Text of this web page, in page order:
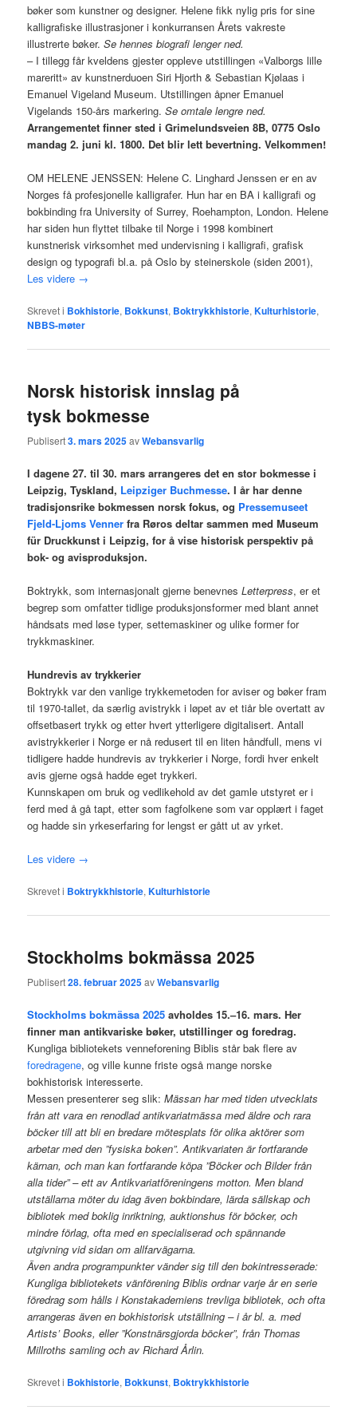
bøker som kunstner og designer. Helene fikk nylig pris for sine
kalligrafiske illustrasjoner i konkurransen Årets vakreste
illustrerte bøker.Se hennes biografi lenger ned.
– I tillegg får kveldens gjester oppleve utstillingen «Valborgs lille
mareritt» av kunstnerduoen Siri Hjorth & Sebastian Kjølaas i
Emanuel Vigeland Museum. Utstillingen åpner Emanuel
Vigelands 150-års markering.Se omtale lengre ned.
Arrangementet finner sted i Grimelundsveien 8B, 0775 Oslo
mandag 2. juni kl. 1800. Det blir lett bevertning. Velkommen!
OM HELENE JENSSEN: Helene C. Linghard Jenssen er en av
Norges få profesjonelle kalligrafer. Hun har en BA i kalligrafi og
bokbinding fra University of Surrey, Roehampton, London. Helene
har siden hun flyttet tilbake til Norge i 1998 kombinert
kunstnerisk virksomhet med undervisning i kalligrafi, grafisk
design og typografi bl.a. på Oslo by steinerskole (siden 2001),
Les videre →
Skrevet i Bokhistorie, Bokkunst, Boktrykkhistorie,Kulturhistorie,
NBBS-møter
Norsk historisk innslag på
tysk bokmesse
Publisert3. mars 2025avWebansvarlig
I dagene 27. til 30. mars arrangeres det en stor bokmesse i
Leipzig, Tyskland, Leipziger Buchmesse. I år har denne
tradisjonsrike bokmessen norsk fokus, og Pressemuseet
Fjeld-Ljoms Venner fra Røros deltar sammen med Museum
für Druckkunst i Leipzig, for å vise historisk perspektiv på
bok- og avisproduksjon.
Boktrykk, som internasjonalt gjerne benevnesLetterpress, er et
begrep som omfatter tidlige produksjonsformer med blant annet
håndsats med løse typer, settemaskiner og ulike former for
trykkmaskiner.
Hundrevis av trykkerier
Boktrykk var den vanlige trykkemetoden for aviser og bøker fram
til 1970-tallet, da særlig avistrykk i løpet av et tiår ble overtatt av
offsetbasert trykk og etter hvert ytterligere digitalisert. Antall
avistrykkerier i Norge er nå redusert til en liten håndfull, mens vi
tidligere hadde hundrevis av trykkerier i Norge, fordi hver enkelt
avis gjerne også hadde eget trykkeri.
Kunnskapen om bruk og vedlikehold av det gamle utstyret er i
ferd med å gå tapt, etter som fagfolkene som var opplært i faget
og hadde sin yrkeserfaring for lengst er gått ut av yrket.
Les videre →
Skrevet i Boktrykkhistorie,Kulturhistorie
Stockholms bokmässa 2025
Publisert28. februar 2025avWebansvarlig
Stockholms bokmässa 2025 avholdes 15.–16. mars. Her
finner man antikvariske bøker, utstillinger og foredrag.
Kungliga bibliotekets venneforening Biblis står bak flere av
foredragene, og ville kunne friste også mange norske
bokhistorisk interesserte.
Messen presenterer seg slik:Mässan har med tiden utvecklats
från att vara en renodlad antikvariatmässa med äldre och rara
böcker till att bli en bredare mötesplats för olika aktörer som
arbetar med den ”fysiska boken”. Antikvariaten är fortfarande
kärnan, och man kan fortfarande köpa ”Böcker och Bilder från
alla tider” – ett av Antikvariatföreningens motton. Men bland
utställarna möter du idag även bokbindare, lärda sällskap och
bibliotek med boklig inriktning, auktionshus för böcker, och
mindre förlag, ofta med en specialiserad och spännande
utgivning vid sidan om allfarvägarna.
Även andra programpunkter vänder sig till den bokintresserade:
Kungliga bibliotekets vänförening Biblis ordnar varje år en serie
föredrag som hålls i Konstakademiens trevliga bibliotek, och ofta
arrangeras även en bokhistorisk utställning – i år bl. a. med
Artists’ Books, eller ”Konstnärsgjorda böcker”, från Thomas
Millroths samling och av Richard Årlin.
Skrevet i Bokhistorie, Bokkunst, Boktrykkhistorie